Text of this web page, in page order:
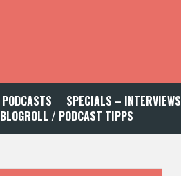
PODCASTS SPECIALS – INTERVIEWS
BLOGROLL / PODCAST TIPPS